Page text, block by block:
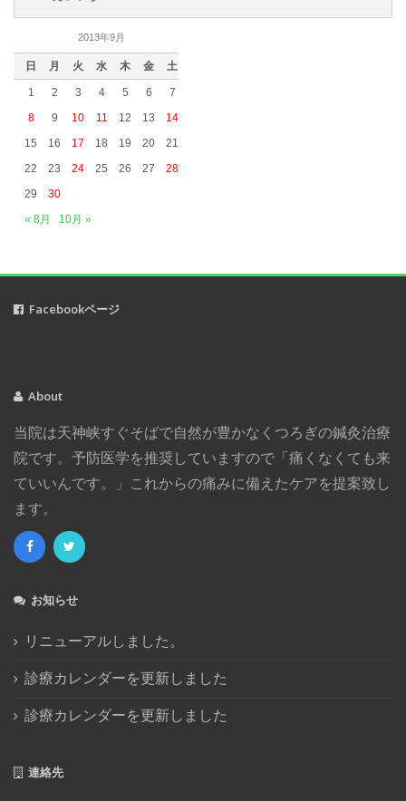
2019年6月
2019年5月
(5)
2019年4月(3)
2019年3月(5)
2018年6月(1)
2017年11月(2)
2017年8月(1)
2017年4月
(2)
2016年12月
2016年11月
2016年7月 (2)
2016年5月
2016年4月(1)
2015年12月
2013年9月
日 月 火 水 木 金 土
1 2 3 4 5 6
7
8
9 10 11 12 13
14
15
16 17 18 19 20
21
22
23 24 25 26 27
28
29
30
« 8月
10月 »
Facebookページ
About
当院は天神峡すぐそばで自然が豊かなくつろぎの鍼灸治療
院です。予防医学を推奨していますので「痛くなくても来
ていいんです。」これからの痛みに備えたケアを提案致し
ます。
お知らせ
リニューアルしました。
診療カレンダーを更新しました
診療カレンダーを更新しました
連絡先